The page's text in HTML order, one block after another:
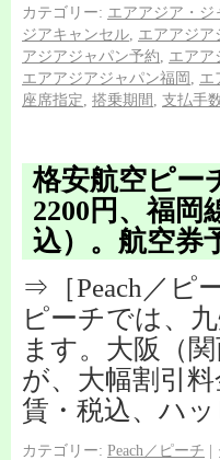
カテゴリー: エアアジア・ジ
ジアキャンセル エアアジア
アジアジャパン予約
エアア
エアアジアジャパン福岡
エ
座席指定 搭乗期間 支払手
格安航空ピー
2200円、福岡
込）。航空券
⇒［Peach／ピ
ピーチでは、
ます。大阪（
が、大幅割引
賃・税込、ハ
カテゴリー: Peach／ピーチ |